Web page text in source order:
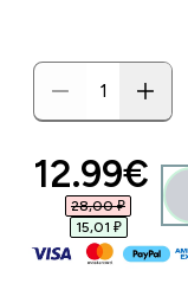
12.99€‎
28,00 ₽‎
15,01 ₽‎